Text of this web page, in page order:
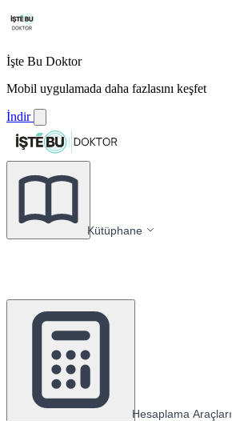
İşte Bu Doktor
Mobil uygulamada daha fazlasını keşfet
İndir
Kütüphane
Hesaplama Araçları